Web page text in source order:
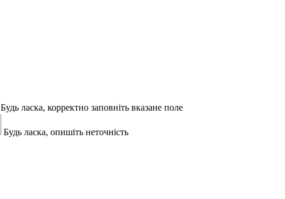
Будь ласка, корректно заповніть вказане поле
Будь ласка, опишіть неточність